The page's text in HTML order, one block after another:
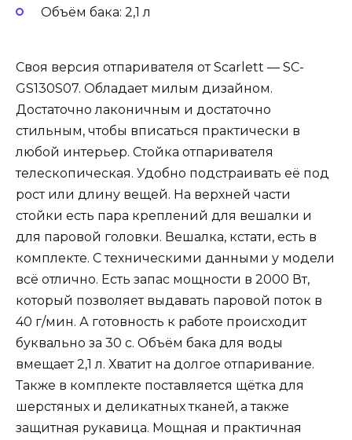
Объём бака: 2,1 л
Своя версия отпаривателя от Scarlett — SC-
GS130S07. Обладает милым дизайном.
Достаточно лаконичным и достаточно
стильным, чтобы вписаться практически в
любой интерьер. Стойка отпаривателя
телескопическая. Удобно подстраивать её под
рост или длину вещей. На верхней части
стойки есть пара креплений для вешалки и
для паровой головки. Вешалка, кстати, есть в
комплекте. С техническими данными у модели
всё отлично. Есть запас мощности в 2000 Вт,
который позволяет выдавать паровой поток в
40 г/мин. А готовность к работе происходит
буквально за 30 с. Объём бака для воды
вмещает 2,1 л. Хватит на долгое отпаривание.
Также в комплекте поставляется щётка для
шерстяных и деликатных тканей, а также
защитная рукавица. Мощная и практичная